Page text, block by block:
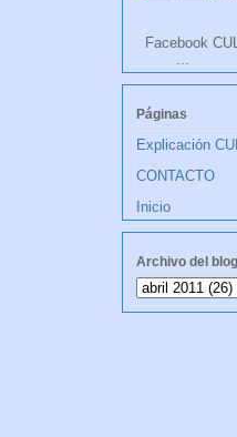
Facebook
...
Páginas
Explicación
CONTACTO
Inicio
Archivo del blog